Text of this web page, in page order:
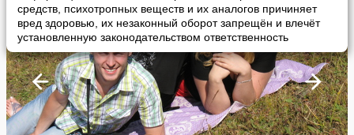
средств, психотропных веществ и их аналогов причиняет
вред здоровью, их незаконный оборот запрещён и влечёт
установленную законодательством ответственность